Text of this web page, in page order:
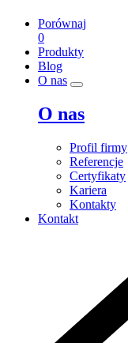
Porównaj
0
Produkty
Blog
O nas
O nas
Profil firmy
Referencje
Certyfikaty
Kariera
Kontakty
Kontakt